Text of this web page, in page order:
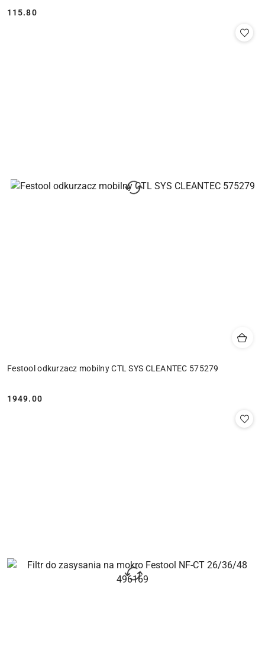
Cena:
115.80
Festool odkurzacz mobilny CTL SYS CLEANTEC 575279
Cena:
1949.00